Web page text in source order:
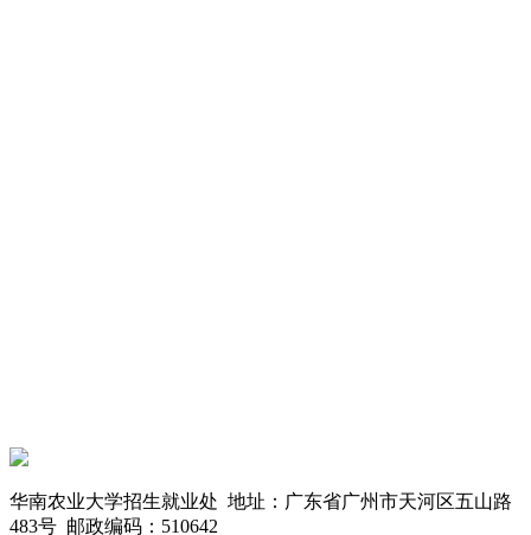
华南农业大学招生就业处 地址：广东省广州市天河区五山路
483号 邮政编码：510642